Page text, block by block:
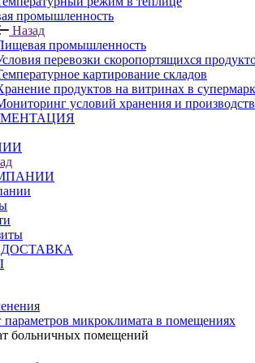
промышленность
Назад
промышленность
перевозки скоропортящихся
картирование складов
продуктов на витринах в
условий хранения и
микроклимата в помещениях
больничных помещений